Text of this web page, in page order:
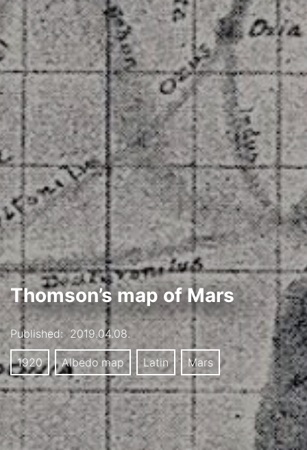
Thomson’s map of Mars
Published: 2019.04.08.
1920 Albedo map Latin Mars